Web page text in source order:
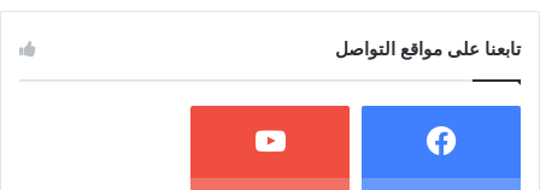
تابعنا على مواقع التواصل